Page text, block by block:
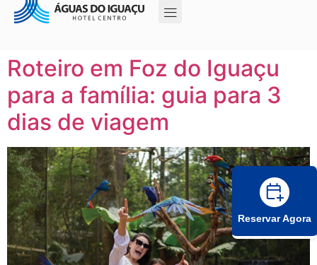
Roteiro em Foz do Iguaçu
para a família: guia para 3
dias de viagem
Reservar Agora